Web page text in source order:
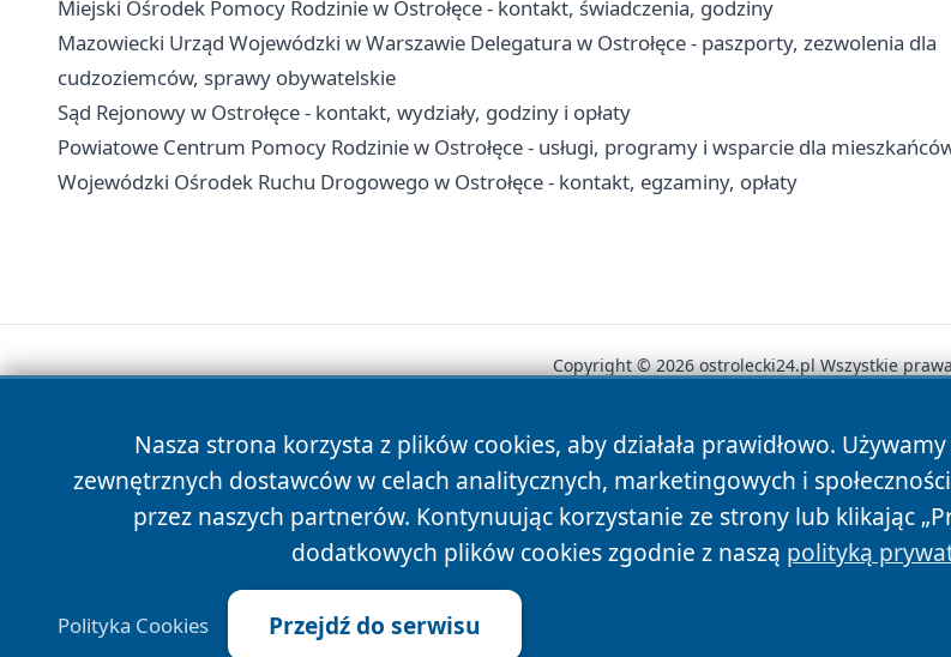
Miejski Ośrodek Pomocy Rodzinie w Ostrołęce - kontakt, świadczenia, godziny
Mazowiecki Urząd Wojewódzki w Warszawie Delegatura w Ostrołęce - paszporty, zezwolenia dla
cudzoziemców, sprawy obywatelskie
Sąd Rejonowy w Ostrołęce - kontakt, wydziały, godziny i opłaty
Powiatowe Centrum Pomocy Rodzinie w Ostrołęce - usługi, programy i wsparcie dla
Wojewódzki Ośrodek Ruchu Drogowego w Ostrołęce - kontakt, egzaminy, opłaty
Nasza strona korzysta z plików cookies, aby działała prawidłowo.
zewnętrznych dostawców w celach analitycznych, marketingowych i
przez naszych partnerów. Kontynuując korzystanie ze strony lub klikając
dodatkowych plików cookies zgodnie z naszą polityką
Polityka Cookies Przejdź do serwisu
Copyright © 2026 ostrolecki24.pl Wszystkie
News Autorzy Polityka Prywatności